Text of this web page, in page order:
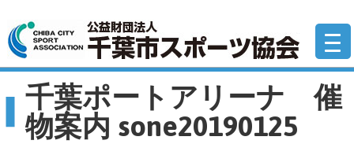
テ
ン
移
公
千葉ポートアリーナ 催
物案内 sone20190125